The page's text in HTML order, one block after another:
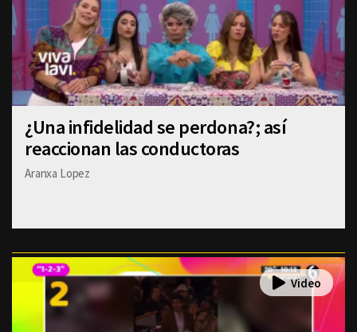
¿Una infidelidad se perdona?; así
reaccionan las conductoras
Aranxa Lopez